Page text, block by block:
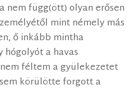
nem függ(ött) olyan erősen
mint némely más
ő inkább mintha
a havas
féltem a gyülekezetet
körülötte forgott a